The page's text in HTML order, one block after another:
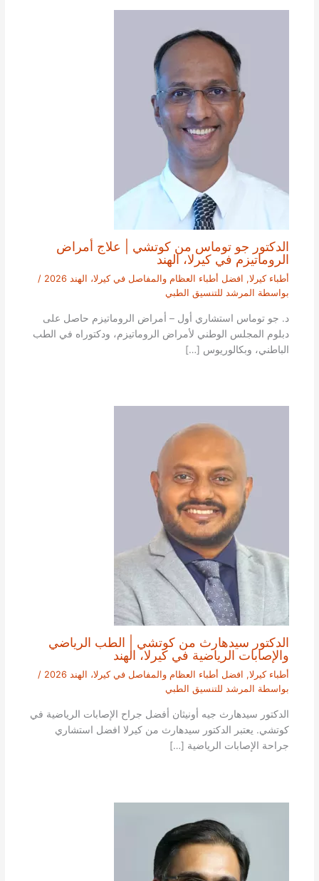
الدكتور جو توماس من كوتشي | علاج أمراض
الروماتيزم في كيرلا، الهند
أطباء كيرلا, افضل أطباء العظام والمفاصل في كيرلا، الهند 2026
/
بواسطة المرشد للتنسيق الطبي
د. جو توماس استشاري أول – أمراض الروماتيزم حاصل على
دبلوم المجلس الوطني لأمراض الروماتيزم، ودكتوراه في الطب
الباطني، وبكالوريوس […]
الدكتور سيدهارث من كوتشي | الطب الرياضي
والإصابات الرياضية في كيرلا، الهند
أطباء كيرلا, افضل أطباء العظام والمفاصل في كيرلا، الهند 2026
/
بواسطة المرشد للتنسيق الطبي
الدكتور سيدهارث جيه أونيثان أفضل جراح الإصابات الرياضية في
كوتشي. يعتبر الدكتور سيدهارث من كيرلا افضل استشاري
جراحة الإصابات الرياضية […]